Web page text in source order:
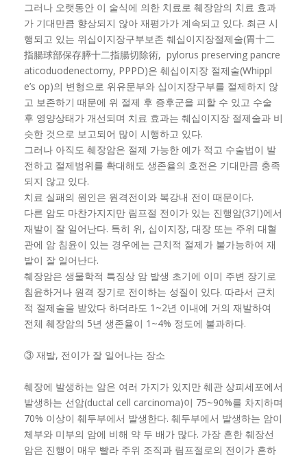
그러나 오랫동안 이 술식에 의한 치료로 췌장암의 치료 효과
가 기대만큼 향상되지 않아 재평가가 계속되고 있다. 최근 시
행되고 있는 위십이지장구부보존 췌십이지장절제술(胃十二
指腸球部保存膵十二指腸切除術, pylorus preserving pancre
aticoduodenectomy, PPPD)은 췌십이지장 절제술(Whippl
e’s op)의 변형으로 위유문부와 십이지장구부를 절제하지 않
고 보존하기 때문에 위 절제 후 증후군을 피할 수 있고 수술
후 영양상태가 개선되며 치료 효과는 췌십이지장 절제술과 비
슷한 것으로 보고되어 많이 시행하고 있다.
그러나 아직도 췌장암은 절제 가능한 예가 적고 수술법이 발
전하고 절제범위를 확대해도 생존율의 호전은 기대만큼 충족
되지 않고 있다.
치료 실패의 원인은 원격전이와 복강내 전이 때문이다.
다른 암도 마찬가지지만 림프절 전이가 있는 진행암(3기)에서
재발이 잘 일어난다. 특히 위, 십이지장, 대장 또는 주위 대혈
관에 암 침윤이 있는 경우에는 근치적 절제가 불가능하여 재
발이 잘 일어난다.
췌장암은 생물학적 특징상 암 발생 초기에 이미 주변 장기로
침윤하거나 원격 장기로 전이하는 성질이 있다. 따라서 근치
적 절제술을 받았다 하더라도 1~2년 이내에 거의 재발하여
전체 췌장암의 5년 생존율이 1~4% 정도에 불과하다.
③ 재발, 전이가 잘 일어나는 장소
췌장에 발생하는 암은 여러 가지가 있지만 췌관 상피세포에서
발생하는 선암(ductal cell carcinoma)이 75~90%를 차지하며
70% 이상이 췌두부에서 발생한다. 췌두부에서 발생하는 암이
체부와 미부의 암에 비해 약 두 배가 많다. 가장 흔한 췌장선
암은 진행이 매우 빨라 주위 조직과 림프절로의 전이가 흔하